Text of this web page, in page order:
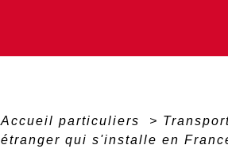
Accueil particuliers >
étranger qui s'installe en